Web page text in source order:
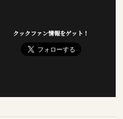
クックファン情報をゲット！